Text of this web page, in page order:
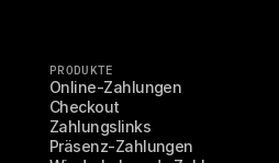
PRODUKTE
Online-Zahlungen
Checkout
Zahlungslinks
Präsenz-Zahlungen